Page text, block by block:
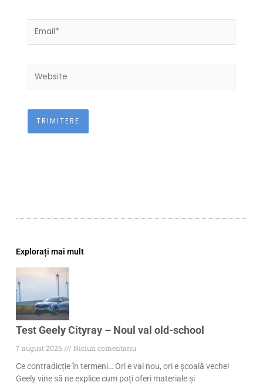
Email*
Website
Explorați mai mult
Test Geely Cityray – Noul val old-school
7 august 2026
Niciun comentariu
Ce contradicție în termeni… Ori e val nou, ori e școală veche!
Geely vine să ne explice cum poți oferi materiale și